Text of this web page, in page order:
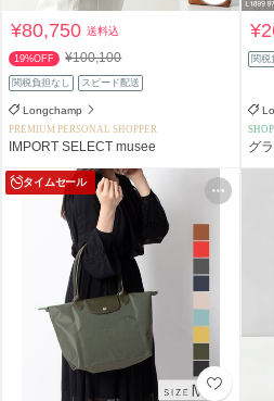
¥80,750送料込
19%OFF ¥100,100
関税負担なし スピード配送
Longchamp
PREMIUM PERSONAL SHOPPER
IMPORT SELECT musee
関税
SHOP
グ
タイムセール